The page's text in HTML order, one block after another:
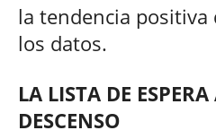
la tendencia positiva
los datos.
LA LISTA DE ESPERA
DESCENSO